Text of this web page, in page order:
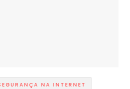
NA INTERNET